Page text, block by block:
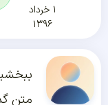
۱ خرداد
۱۳۹۶
متن